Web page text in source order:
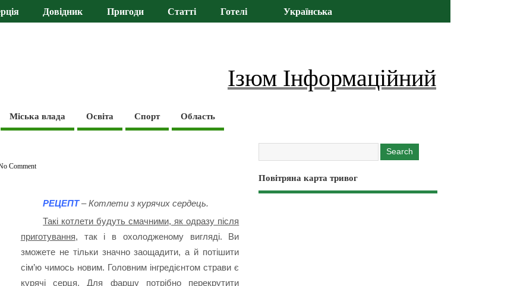
Довідник Пригоди Статті Готелі Українська
Ізюм Інформаційний
Міська влада Освіта Спорт Область
Comment
РЕЦЕПТ– Котлети з курячих сердець.
Такі котлети будуть смачними, як одразу після
приготування, так і в охолодженому вигляді. Ви
зможете не тільки значно заощадити, а й потішити
сім’ю чимось новим. Головним інгредієнтом страви є
курячі серця. Для фаршу потрібно перекрутити
Повітряна карта тривог